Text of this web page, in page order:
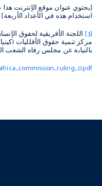
[يحتوي عنوان موقع الإنترنت
استخدام هذه في الأعداد الأربعة]
[3]
مركز تنمية حقوق الأقلليات
بالنيابة عن مجلس رفاه الشعب الإندوروي